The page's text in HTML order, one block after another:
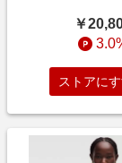
￥
ストアに